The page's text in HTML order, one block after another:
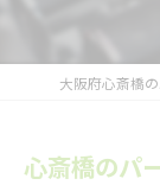
心斎橋のパ